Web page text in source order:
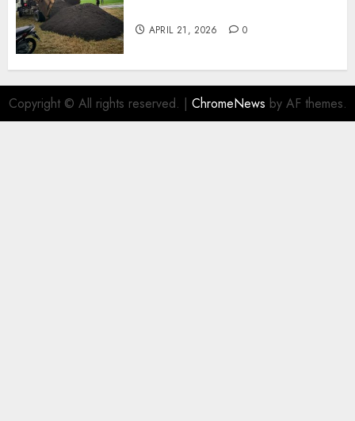
APRIL 21, 2026 0
Copyright © All rights reserved. | ChromeNews by AF themes.